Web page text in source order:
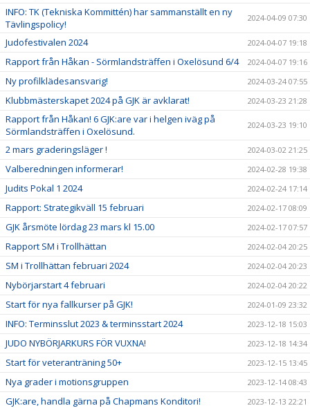
INFO: TK (Tekniska Kommittén) har sammanställt en ny
Tävlingspolicy!
2024-04-09 07:30
Judofestivalen 2024 2024-04-07 19:18
Rapport från Håkan - Sörmlandsträffen i Oxelösund 6/4 2024-04-07 19:16
Ny profilklädesansvarig! 2024-03-24 07:55
Klubbmästerskapet 2024 på GJK är avklarat! 2024-03-23 21:28
Rapport från Håkan! 6 GJK:are var i helgen iväg på
Sörmlandsträffen i Oxelösund.
2024-03-23 19:10
2 mars graderingsläger ! 2024-03-02 21:25
Valberedningen informerar! 2024-02-28 19:38
Judits Pokal 1 2024 2024-02-24 17:14
Rapport: Strategikväll 15 februari 2024-02-17 08:09
GJK årsmöte lördag 23 mars kl 15.00 2024-02-17 07:57
Rapport SM i Trollhättan 2024-02-04 20:25
SM i Trollhättan februari 2024 2024-02-04 20:23
Nybörjarstart 4 februari 2024-02-04 20:22
Start för nya fallkurser på GJK! 2024-01-09 23:32
INFO: Terminsslut 2023 & terminsstart 2024 2023-12-18 15:03
JUDO NYBÖRJARKURS FÖR VUXNA! 2023-12-18 14:34
Start för veteranträning 50+ 2023-12-15 13:45
Nya grader i motionsgruppen 2023-12-14 08:43
GJK:are, handla gärna på Chapmans Konditori! 2023-12-13 22:21